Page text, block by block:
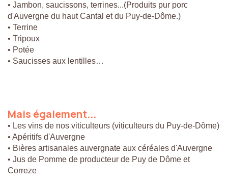
• Jambon, saucissons, terrines...(Produits pur porc
d'Auvergne du haut Cantal et du Puy-de-Dôme.)
• Terrine
• Tripoux
• Potée
• Saucisses aux lentilles…
Mais également...
• Les vins de nos viticulteurs (viticulteurs du Puy-de-Dôme)
• Apéritifs d'Auvergne
• Bières artisanales auvergnate aux céréales d'Auvergne
• Jus de Pomme de producteur de Puy de Dôme et
Correze